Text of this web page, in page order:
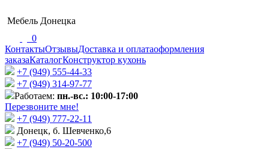
Мебель Донецка
0
КонтактыОтзывыДоставка и оплатаоформления
заказаКаталогКонструктор кухонь
+7 (949) 555-44-33
+7 (949) 314-97-77
Работаем: пн.-вс.: 10:00-17:00
Перезвоните мне!
+7 (‎949) 777-22-11
Донецк, б. Шевченко,6
+7 (949) 50-20-500